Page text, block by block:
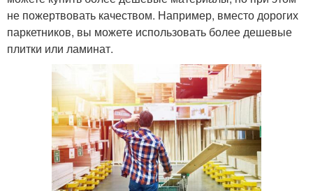
не пожертвовать качеством. Например, вместо дорогих
паркетников, вы можете использовать более дешевые
плитки или ламинат.